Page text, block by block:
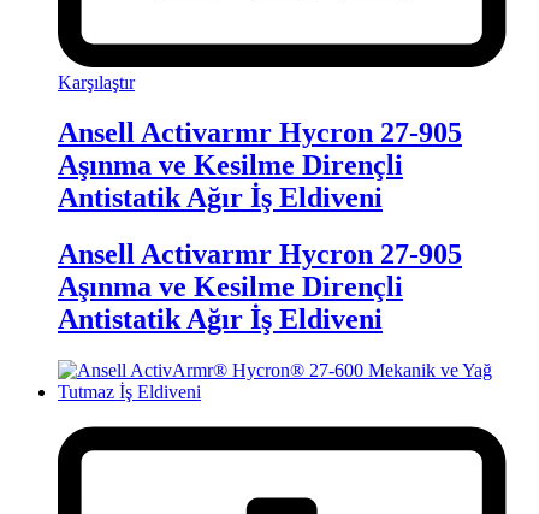
Karşılaştır
Ansell Activarmr Hycron 27-905
Aşınma ve Kesilme Dirençli
Antistatik Ağır İş Eldiveni
Ansell Activarmr Hycron 27-905
Aşınma ve Kesilme Dirençli
Antistatik Ağır İş Eldiveni